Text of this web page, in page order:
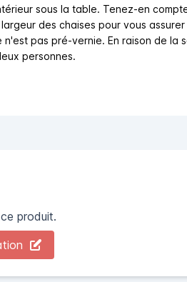
sous la table. Tenez-en
des chaises pour vous
pas pré-vernie. En raison de la
personnes.
produit.